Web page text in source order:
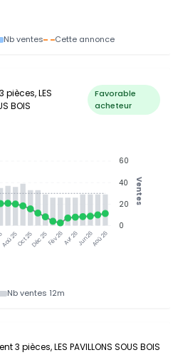
Nb ventes Cette annonce
LES
BOIS
Favorable
acheteur
Aoû 25Oct 25Déc 25Fév 26Avr 26Jun 26Aoû 26
60
40
20
0
Ventes
Nb ventes 12m
3 pièces, LES PAVILLONS SOUS BOIS